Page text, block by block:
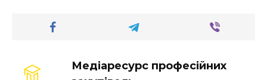
Медіаресурс професійних